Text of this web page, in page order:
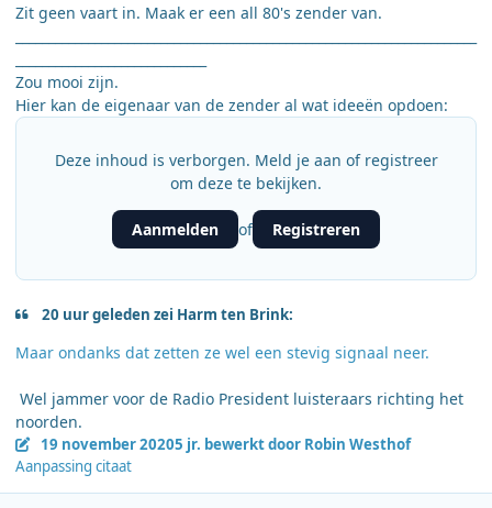
Zit geen vaart in. Maak er een all 80's zender van.
Zou mooi zijn.
Hier kan de eigenaar van de zender al wat ideeën opdoen:
Deze inhoud is verborgen. Meld je aan of registreer
om deze te bekijken.
Aanmelden of Registreren
20 uur geleden zei Harm ten Brink:
Maar ondanks dat zetten ze wel een stevig signaal neer.
Wel jammer voor de Radio President luisteraars richting het
noorden.
19 november 20205 jr. bewerkt door Robin Westhof
Aanpassing citaat